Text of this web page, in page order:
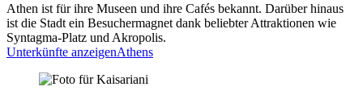
Athen ist für ihre Museen und ihre Cafés bekannt. Darüber hinaus
ist die Stadt ein Besuchermagnet dank beliebter Attraktionen wie
Syntagma-Platz und Akropolis.
Unterkünfte anzeigenAthens